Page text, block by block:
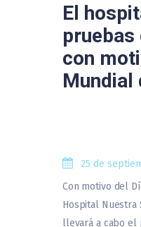
El
con
Mundial
25 de
Con motivo del
Hospital Nuestra
llevará a cabo el